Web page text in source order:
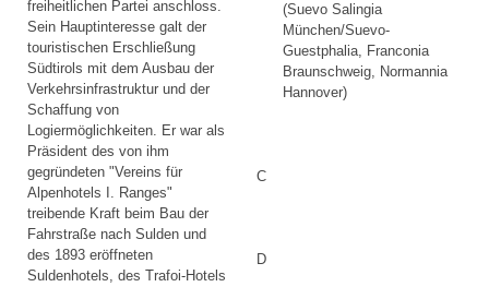
freiheitlichen Partei anschloss.
Sein Hauptinteresse galt der
touristischen Erschließung
Südtirols mit dem Ausbau der
Verkehrsinfrastruktur und der
Schaffung von
Logiermöglichkeiten. Er war als
Präsident des von ihm
gegründeten "Vereins für
Alpenhotels I. Ranges"
treibende Kraft beim Bau der
Fahrstraße nach Sulden und
des 1893 eröffneten
Suldenhotels, des Trafoi-Hotels
(Suevo Salingia
München/Suevo-
Guestphalia, Franconia
Braunschweig, Normannia
Hannover)
C
D